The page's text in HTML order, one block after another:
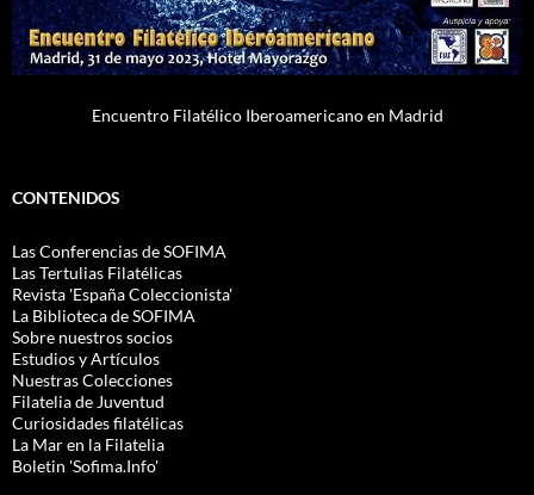
Encuentro Filatélico Iberoamericano en Madrid
CONTENIDOS
Las Conferencias de SOFIMA
Las Tertulias Filatélicas
Revista 'España Coleccionista'
La Biblioteca de SOFIMA
Sobre nuestros socios
Estudios y Artículos
Nuestras Colecciones
Filatelia de Juventud
Curiosidades filatélicas
La Mar en la Filatelia
Boletin 'Sofima.Info'